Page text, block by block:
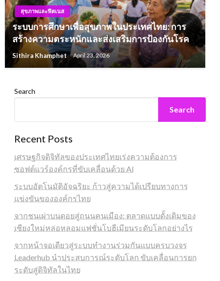
สุขภาพและฟิตเนส
ระบบการศึกษาเพื่อสุขภาพในประเทศไทย: การ
สร้างความตระหนักและส่งเสริมการป้องกันโรค
Sithira Khamphet April 23, 2026
Search
Search
Recent Posts
เศรษฐกิจดิจิทัลของประเทศไทยเร่งความต้องการ
ซอฟต์แวร์องค์กรที่ขับเคลื่อนด้วย AI
ระบบอัตโนมัติอัจฉริยะ ก้าวสู่ความได้เปรียบทางการ
แข่งขันขององค์กรไทย
จากชนเผ่าบนดอยสู่ถนนคนเมือง: ตลาดแบบดั้งเดิมของ
เชียงใหม่หล่อหลอมแฟชั่นโบฮีเมียนระดับโลกอย่างไร
จากหน้าจอเดียวสู่ระบบทำงานร่วมกันแบบครบวงจร
Leaderhub นำประสบการณ์ระดับโลก ขับเคลื่อนการยก
ระดับสู่ดิจิทัลในไทย